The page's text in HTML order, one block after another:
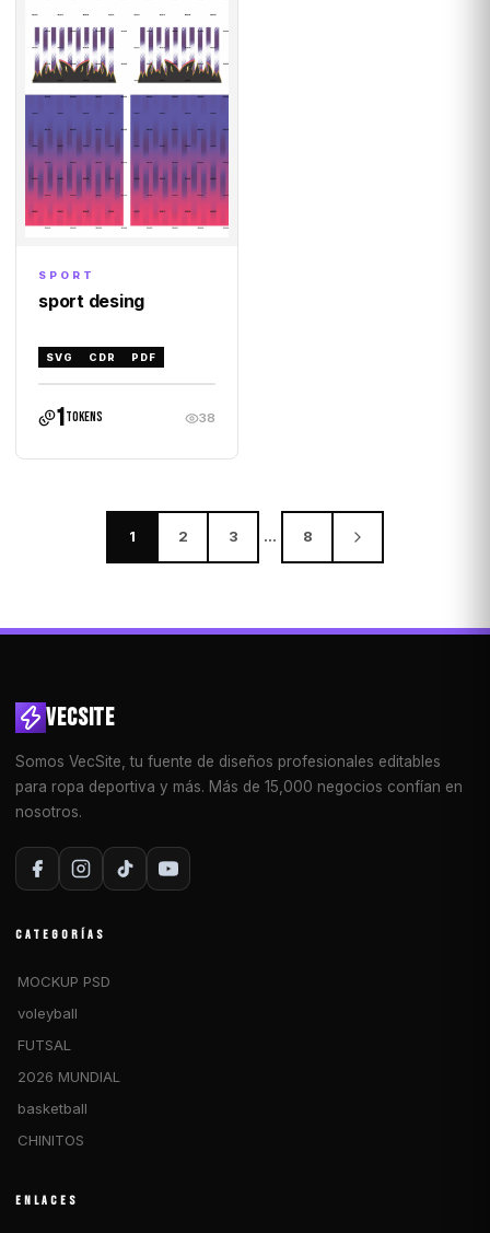
SPORT
sport desing
SVG CDR PDF
1tokens 38
1 2 3 … 8
VECSITE
Somos VecSite, tu fuente de diseños profesionales editables
para ropa deportiva y más. Más de 15,000 negocios confían en
nosotros.
CATEGORÍAS
MOCKUP PSD
voleyball
FUTSAL
2026 MUNDIAL
basketball
CHINITOS
ENLACES